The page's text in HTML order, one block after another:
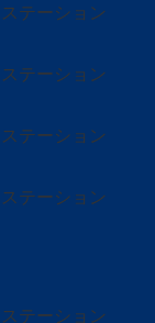
テーション
テーション
テーション
テーション
テーション